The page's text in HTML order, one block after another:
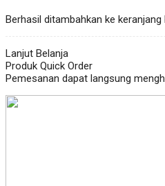
Berhasil ditambahkan ke keranjang
Lanjut Belanja
Produk Quick Order
Pemesanan dapat langsung